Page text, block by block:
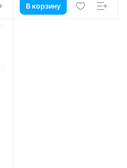
В корзину